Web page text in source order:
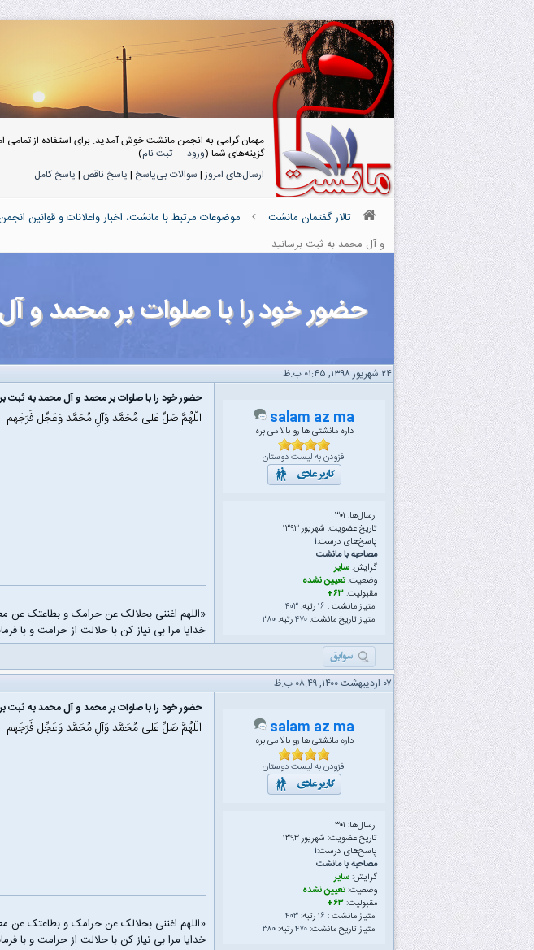
مهمان گرامی به انجمن مانشت خوش آمدید. برای استفاده از تمامی
گزینه‌های شما (ورود—ثبت نام)
ارسال‌های امروز| سوالات بی‌پاسخ | پاسخ ناقص | پاسخ کامل
تالار گفتمان مانشت موضوعات مرتبط با مانشت، اخبار واعلانات و قوانین
و آل محمد به ثبت برسانید
حضور خود را با صلوات بر محمد و
۲۴ شهریور ۱۳۹۸, ۰۱:۴۵ ب.ظ
salam az ma
داره مانشتی ها رو بالا می بره
افزودن به لیست دوستان
ارسال‌ها: ۳۰۱
تاریخ عضویت: شهریور ۱۳۹۳
پاسخ‌های درست:۱
مصاحبه با مانشت
گرایش:سایر
وضعیت:تعیین نشده
مقبولیت:۶۳+
امتیاز مانشت : ۱۶رتبه:۴۰۳
امتیاز تاریخ مانشت:۴۷۰رتبه:۳۸۰
حضور خود را با صلوات بر محمد و آل محمد به ثبت
الّلهُمَّ صَلِّ عَلی مُحَمَّد وَآلِ مُحَمَّد وَعَجِّل فَرَجَهم
«اللهم اغننی بحلالک عن حرامک و بطاعتک عن
خدایا مرا بی نیاز کن با حلالت از حرامت و با
۰۷ اردیبهشت ۱۴۰۰, ۰۸:۴۹ ب.ظ
salam az ma
داره مانشتی ها رو بالا می بره
افزودن به لیست دوستان
ارسال‌ها: ۳۰۱
تاریخ عضویت: شهریور ۱۳۹۳
پاسخ‌های درست:۱
مصاحبه با مانشت
گرایش:سایر
وضعیت:تعیین نشده
مقبولیت:۶۳+
امتیاز مانشت : ۱۶رتبه:۴۰۳
امتیاز تاریخ مانشت:۴۷۰رتبه:۳۸۰
حضور خود را با صلوات بر محمد و آل محمد به ثبت
الّلهُمَّ صَلِّ عَلی مُحَمَّد وَآلِ مُحَمَّد وَعَجِّل فَرَجَهم
«اللهم اغننی بحلالک عن حرامک و بطاعتک عن
خدایا مرا بی نیاز کن با حلالت از حرامت و با